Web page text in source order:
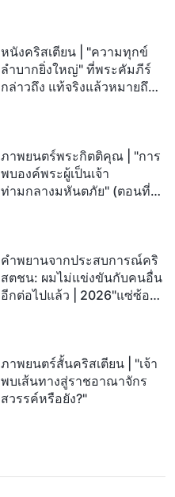
หนังคริสเตียน | "ความทุกข์
ลำบากยิ่งใหญ่" ที่พระคัมภีร์
กล่าวถึง แท้จริงแล้วหมายถึง
ภาพยนตร์พระกิตติคุณ | "การ
พบองค์พระผู้เป็นเจ้า
ท่ามกลางมหันตภัย" (ตอนที่
คำพยานจากประสบการณ์คริ
สตชน: ผมไม่แข่งขันกับคนอื่น
อีกต่อไปแล้ว | 2026"แซ่ซ้อง
ภาพยนตร์สั้นคริสเตียน | "เจ้า
พบเส้นทางสู่ราชอาณาจักร
สวรรค์หรือยัง?"